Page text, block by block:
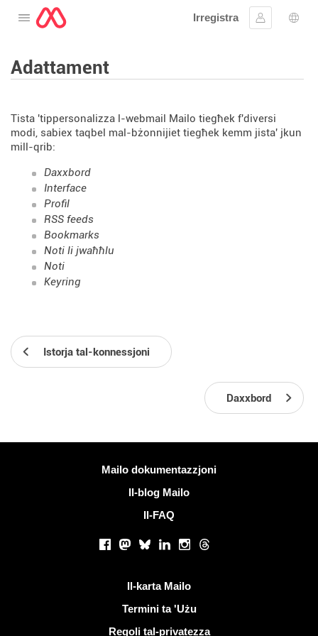
Tiftaħ il-menu
Irregistra
Sinjal
Adattament
Tista 'tippersonalizza l-webmail Mailo tiegħek f'diversi
modi, sabiex taqbel mal-bżonnijiet tiegħek kemm jista' jkun
mill-qrib:
Daxxbord
Interface
Profil
RSS feeds
Bookmarks
Noti li jwaħħlu
Noti
Keyring
Istorja tal-konnessjoni
Daxxbord
Mailo dokumentazzjoni
Il-blog Mailo
Il-FAQ
Facebook
Mastodon
BlueskyLinkedInInstagram
Threads
Il-karta Mailo
Termini ta 'Użu
Regoli tal-privatezza